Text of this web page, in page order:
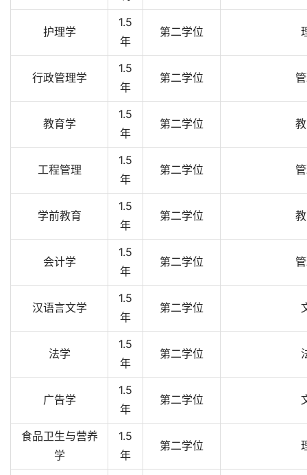
护理学
1.5
年
第二学位
行政管理学
1.5
年
第二学位
教育学
1.5
年
第二学位
工程管理
1.5
年
第二学位
学前教育
1.5
年
第二学位
会计学
1.5
年
第二学位
汉语言文学
1.5
年
第二学位
法学
1.5
年
第二学位
广告学
1.5
年
第二学位
食品卫生与营养
学
1.5
年
第二学位